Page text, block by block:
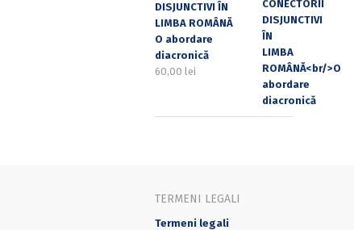
DISJUNCTIVI ÎN
LIMBA ROMÂNĂ
O abordare
diacronică
60,00 lei
TERMENI LEGALI
Termeni legali